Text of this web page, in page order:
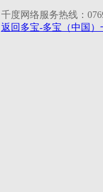
千度网络服务热线：
返回多宝-多宝（中国）